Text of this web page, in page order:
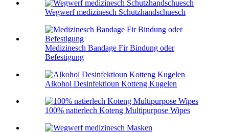
Wegwerf medizinesch Schutzhandschuesch
Medizinesch Bandage Fir Bindung oder
Befestigung
Alkohol Desinfektioun Kotteng Kugelen
100% natierlech Koteng Multipurpose Wipes